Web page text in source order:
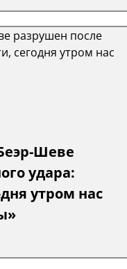
Шеве
удара:
утром нас